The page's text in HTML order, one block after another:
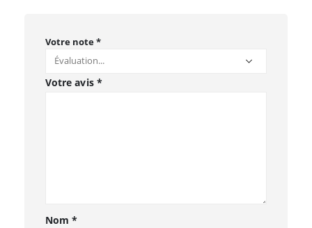
Votre note*
Votre avis *
Nom*